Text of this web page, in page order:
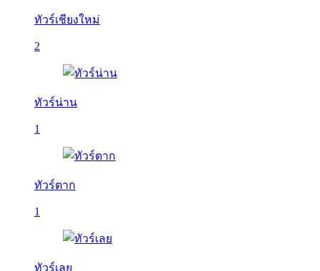
ทัวร์เชียงใหม่
2
ทัวร์น่าน
1
ทัวร์ตาก
1
ทัวร์เลย